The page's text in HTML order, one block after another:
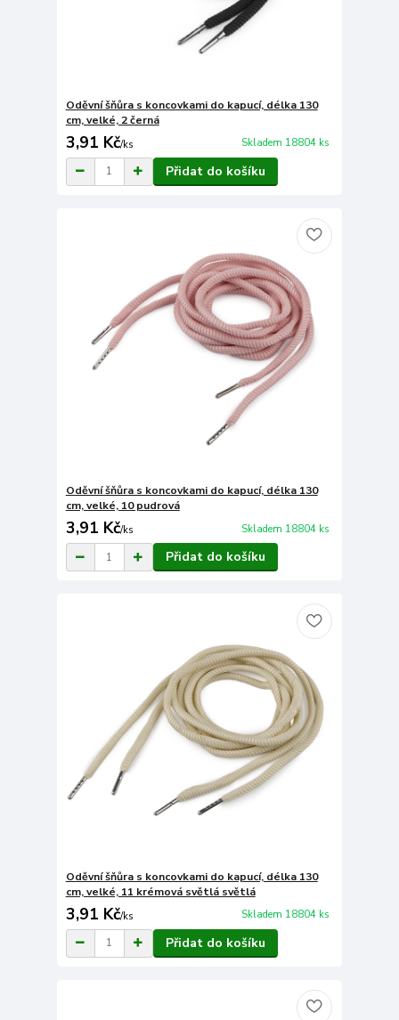
Oděvní šňůra s koncovkami do kapucí, délka 130
cm, velké, 2 černá
3,91 Kč/ks Skladem 18804 ks
Přidat do košíku
Oděvní šňůra s koncovkami do kapucí, délka 130
cm, velké, 10 pudrová
3,91 Kč/ks Skladem 18804 ks
Přidat do košíku
Oděvní šňůra s koncovkami do kapucí, délka 130
cm, velké, 11 krémová světlá světlá
3,91 Kč/ks Skladem 18804 ks
Přidat do košíku